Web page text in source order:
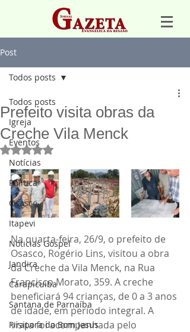
Post
Todos posts
Igreja
Eventos
Notícias
Política
Osasco
Itapevi
Noticias Gospel
Jandira
Carapicuiba
Santana de Parnaíba
Pirapora do Bom Jesus
Todos posts
Prefeito visita obras da
Creche Vila Menck
Avaliado com NaN de 5 estrelas.
Na quarta-feira, 26/9, o prefeito de
Osasco, Rogério Lins, visitou a obra
da Creche da Vila Menck, na Rua
Francisco Morato, 359. A creche
beneficiará 94 crianças, de 0 a 3 anos
de idade, em período integral. A
visita foi acompanhada pelo